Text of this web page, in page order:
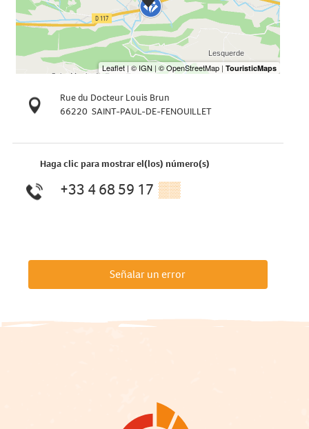
Rue du Docteur Louis Brun
66220 SAINT-PAUL-DE-FENOUILLET
Haga clic para mostrar el(los) número(s)
+33 4 68 59 17 ▒▒
Señalar un error